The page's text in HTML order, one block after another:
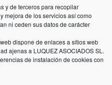
y de terceros para recopilar
mejora de los servicios así como
ni ceden sus datos de carácter
dispone de enlaces a sitios web
ajenas a LUQUEZ ASOCIADOS SL.
de instalación de cookies con